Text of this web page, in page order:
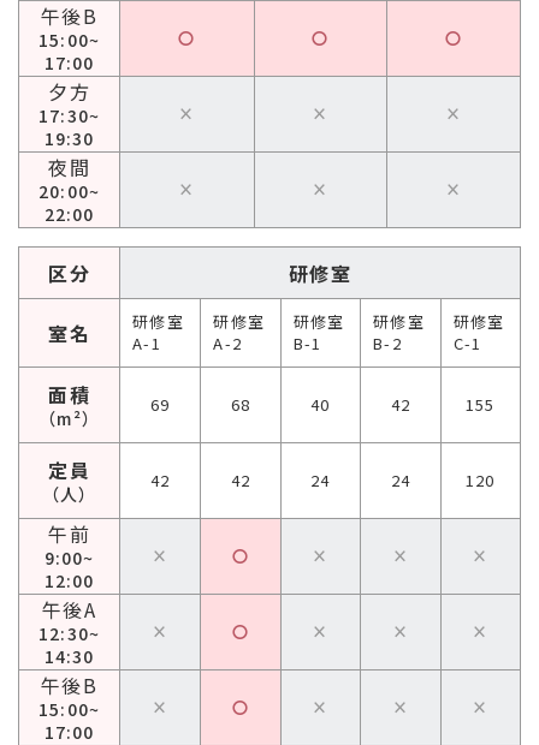
午後B
15:00~
17:00
〇 〇 〇
夕方
17:30~
19:30
× × ×
夜間
20:00~
22:00
× × ×
区分 研修室
室名
研修室
A-1
研修室
A-2
研修室
B-1
研修室
B-2
研修室
C-1
面積
（m²）
69 68 40 42 155
定員
（人）
42 42 24 24 120
午前
9:00~
12:00
× 〇 × × ×
午後A
12:30~
14:30
× 〇 × × ×
午後B
15:00~
17:00
× 〇 × × ×